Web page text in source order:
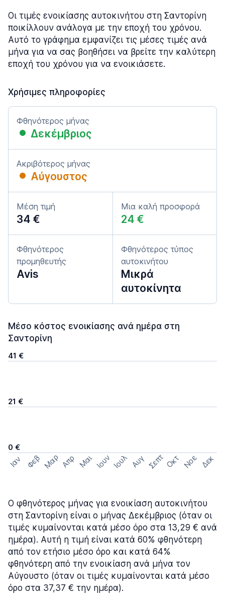
Οι τιμές ενοικίασης αυτοκινήτου στη Σαντορίνη
ποικίλλουν ανάλογα με την εποχή του χρόνου.
Αυτό το γράφημα εμφανίζει τις μέσες τιμές ανά
μήνα για να σας βοηθήσει να βρείτε την καλύτερη
εποχή του χρόνου για να ενοικιάσετε.
Χρήσιμες πληροφορίες
Φθηνότερος μήνας
Δεκέμβριος
Ακριβότερος μήνας
Αύγουστος
Μέση τιμή
34 €
Μια καλή προσφορά
24 €
Φθηνότερος
προμηθευτής
Avis
Φθηνότερος τύπος
αυτοκινήτου
Μικρά
αυτοκίνητα
Μέσο κόστος ενοικίασης ανά ημέρα στη
Σαντορίνη
41 €
21 €
0 €
Ιαν Φεβ Μαρ Απρ Μαι Ιουν Ιουλ Αυγ Σεπτ Οκτ Νοε Δεκ
Ο φθηνότερος μήνας για ενοικίαση αυτοκινήτου
στη Σαντορίνη είναι ο μήνας Δεκέμβριος (όταν οι
τιμές κυμαίνονται κατά μέσο όρο στα 13,29 € ανά
ημέρα). Αυτή η τιμή είναι κατά 60% φθηνότερη
από τον ετήσιο μέσο όρο και κατά 64%
φθηνότερη από την ενοικίαση ανά μήνα τον
Αύγουστο (όταν οι τιμές κυμαίνονται κατά μέσο
όρο στα 37,37 € την ημέρα).